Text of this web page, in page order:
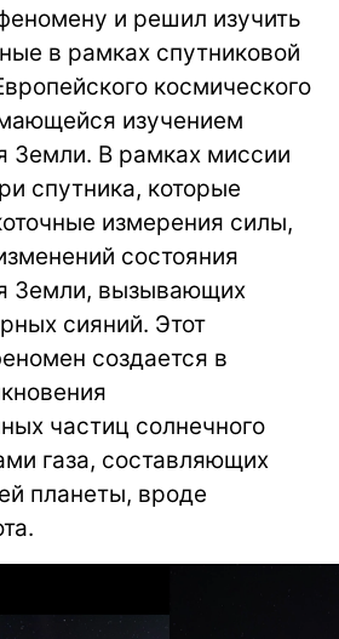
и решил изучить
в рамках спутниковой
космического
изучением
Земли. В рамках миссии
спутника, которые
измерения силы,
состояния
Земли, вызывающих
сияний. Этот
создается в
частиц солнечного
газа, составляющих
планеты, вроде